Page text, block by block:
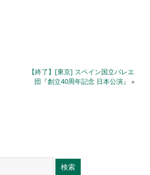
【終了】[東京] スペイン国立バレエ
団『創立40周年記念 日本公演』 »